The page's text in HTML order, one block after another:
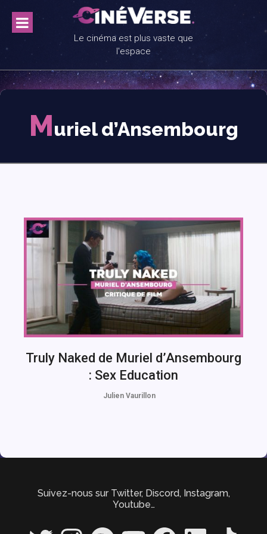
content
Le cinéma est plus vaste que
l'espace
Muriel d’Ansembourg
Truly Naked de Muriel d’Ansembourg
: Sex Education
Julien Vaurillon
Suivez-nous sur Twitter, Discord, Instagram,
Youtube…
Twitter InstagramSpotify YouTube FacebookLinkedIn TikTok